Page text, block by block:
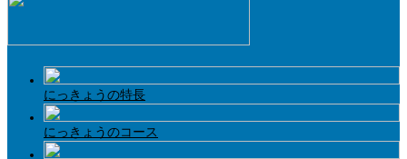
にっきょうの特長
にっきょうのコース